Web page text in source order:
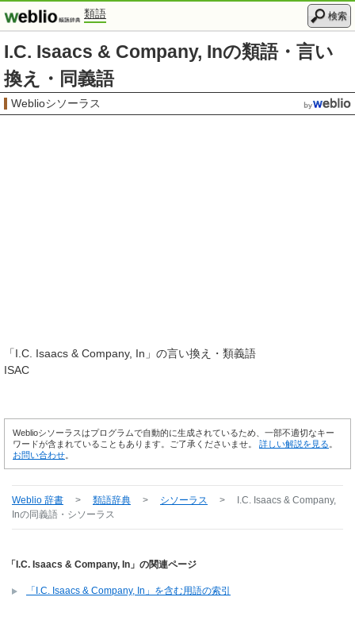
類語 検索
I.C. Isaacs & Company, Inの類語・言い
換え・同義語
Weblioシソーラス
「I.C. Isaacs & Company, In 」の言い換え・類義語
ISAC
Weblioシソーラスはプログラムで自動的に生成されているため、一部不適切なキー
ワードが含まれていることもあります。ご了承くださいませ。 詳しい解説を見る
お問い合わせ
Weblio 辞書 > 類語辞典 > シソーラス >
I.C. Isaacs & Company,
Inの同義語・シソーラス
「I.C. Isaacs & Company, In」の関連ページ
「I.C. Isaacs & Company, In」を含む用語の索引